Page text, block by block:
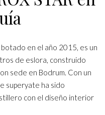
botado en el año 2015, es un
de eslora, construido
sede en Bodrum. Con un
superyate ha sido
con el diseño interior